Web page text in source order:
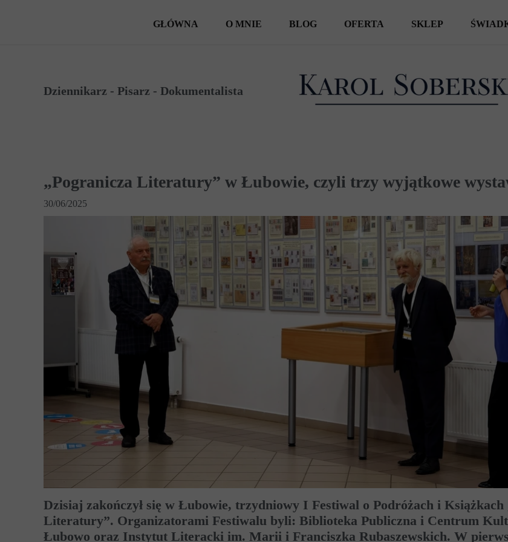
GŁÓWNA O MNIE BLOG
SPOTKANIA AUTORSKIE
REPORTAŻE
OFERTA SKLEP
Dziennikarz - Pisarz - Dokumentalista
30/06/2025
„Pogranicza Literatury” w Łubowie, czyli trzy wyjątkowe
Dzisiaj zakończył się w Łubowie, trzydniowy I Festiwal o Podróżach i Książkach
Literatury”. Organizatorami Festiwalu byli: Biblioteka Publiczna i Centrum
Łubowo oraz Instytut Literacki im. Marii i Franciszka Rubaszewskich. W